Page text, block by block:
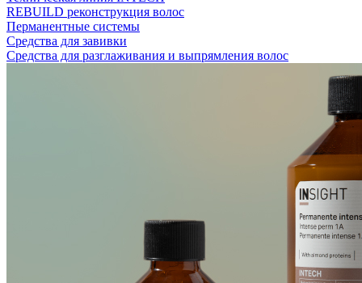
REBUILD реконструкция волос
Перманентные системы
Средства для завивки
Средства для разглаживания и выпрямления волос